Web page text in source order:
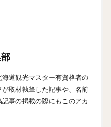
道観光マスター有資格者の
取材執筆した記事や、名前
事の掲載の際にもこのアカ